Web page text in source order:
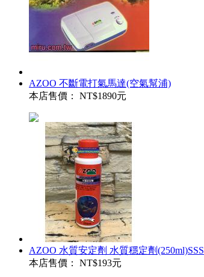
AZOO 不斷電打氣馬達(空氣幫浦)
本店售價： NT$1890元
AZOO 水質安定劑 水質穩定劑(250ml)SSS
本店售價： NT$193元